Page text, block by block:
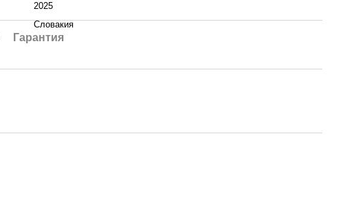
2025
Словакия
Гарантия